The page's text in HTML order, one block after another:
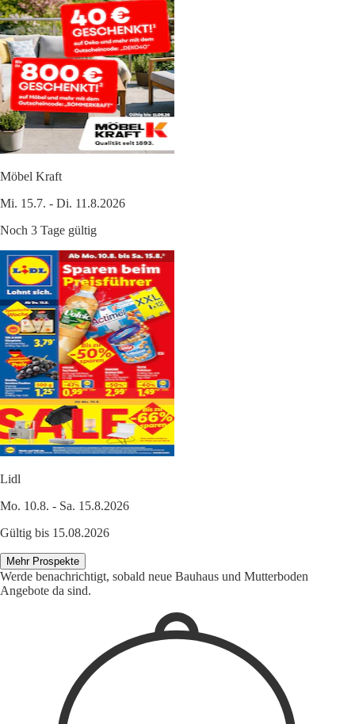
Möbel Kraft
Mi. 15.7. - Di. 11.8.2026
Noch 3 Tage gültig
Lidl
Mo. 10.8. - Sa. 15.8.2026
Gültig bis 15.08.2026
Mehr Prospekte
Werde benachrichtigt, sobald neue Bauhaus und Mutterboden
Angebote da sind.